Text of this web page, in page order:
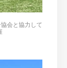
会と協力して